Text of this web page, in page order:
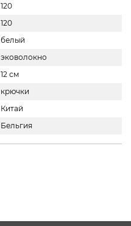
120
120
белый
эковолокно
12 см
крючки
Китай
Бельгия